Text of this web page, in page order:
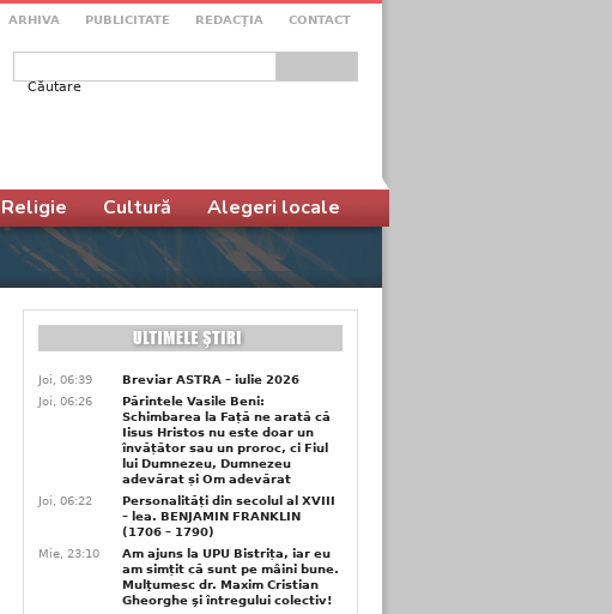
ARHIVA PUBLICITATE REDACŢIA CONTACT
Formular de căutare
Religie Cultură Alegeri locale
Joi, 06:39
Breviar ASTRA – iulie 2026
Joi, 06:26
Părintele Vasile Beni:
Schimbarea la Față ne arată că
Iisus Hristos nu este doar un
învățător sau un proroc, ci Fiul
lui Dumnezeu, Dumnezeu
adevărat și Om adevărat
Joi, 06:22
Personalități din secolul al XVIII
– lea. BENJAMIN FRANKLIN
(1706 – 1790)
Mie, 23:10
Am ajuns la UPU Bistrița, iar eu
am simțit că sunt pe mâini bune.
Mulţumesc dr. Maxim Cristian
Gheorghe şi întregului colectiv!